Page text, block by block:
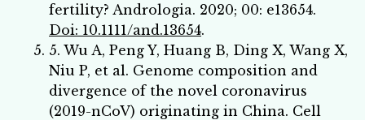
fertility? Andrologia. 2020; 00: e13654.
Doi: 10.1111/and.13654.
5. Wu A, Peng Y, Huang B, Ding X, Wang X,
Niu P, et al. Genome composition and
divergence of the novel coronavirus
(2019-nCoV) originating in China. Cell